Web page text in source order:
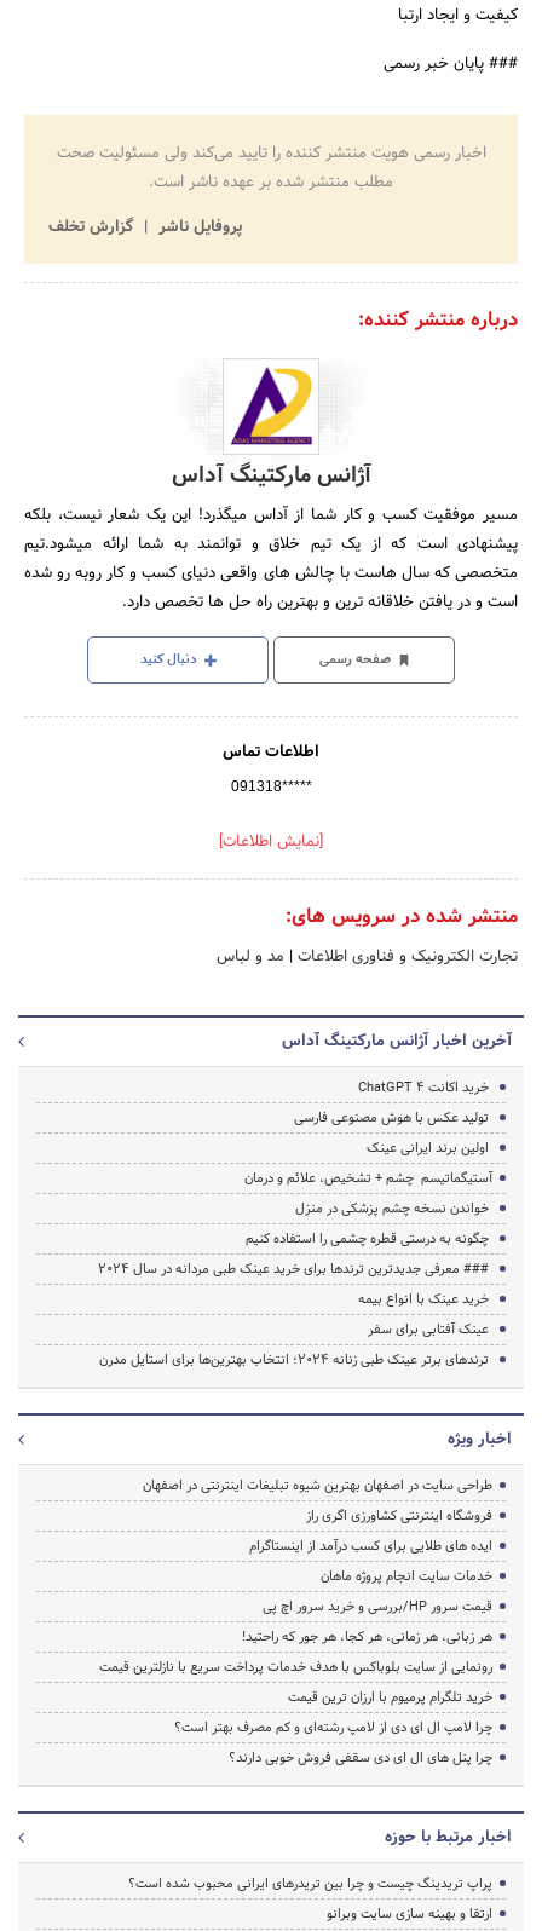
کیفیت و ایجاد ارتبا
### پایان خبر رسمی
اخبار رسمی هویت منتشر کننده را تایید می‌کند ولی مسئولیت صحت
مطلب منتشر شده بر عهده ناشر است.
پروفایل ناشر
گزارش تخلف
درباره منتشر کننده:
آژانس مارکتینگ آداس
مسیر موفقیت کسب و کار شما از آداس میگذرد! این یک شعار نیست، بلکه
پیشنهادی است که از یک تیم خلاق و توانمند به شما ارائه میشود.تیم
متخصصی که سال هاست با چالش های واقعی دنیای کسب و کار روبه رو شده
است و در یافتن خلاقانه ترین و بهترین راه حل ها تخصص دارد.
صفحه رسمی دنبال کنید
اطلاعات تماس
091318*****
[نمایش اطلاعات]
منتشر شده در سرویس های:
تجارت الکترونیک و فناوری اطلاعات | مد و لباس
آخرین اخبار آژانس مارکتینگ آداس
خرید اکانت ChatGPT 4
تولید عکس با هوش مصنوعی فارسی
اولین برند ایرانی عینک
آستیگماتیسم چشم + تشخیص، علائم و درمان
خواندن نسخه چشم پزشکی در منزل
چگونه به درستی قطره چشمی را استفاده کنیم
### معرفی جدیدترین ترندها برای خرید عینک طبی مردانه در سال 2024
خرید عینک با انواع بیمه
عینک آفتابی برای سفر
ترندهای برتر عینک طبی زنانه 2024؛ انتخاب بهترین‌ها برای استایل مدرن
اخبار ویژه
طراحی سایت در اصفهان بهترین شیوه تبلیغات اینترنتی در اصفهان
فروشگاه اینترنتی کشاورزی اگری راز
ایده های طلایی برای کسب درآمد از اینستاگرام
خدمات سایت انجام پروژه ماهان
قیمت سرور HP/بررسی و خرید سرور اچ پی
هر زبانی، هر زمانی، هر کجا، هر جور که راحتید!
رونمایی از سایت بلوباکس با هدف خدمات پرداخت سریع با نازلترین قیمت
خرید تلگرام پرمیوم با ارزان ترین قیمت
چرا لامپ ال ای دی از لامپ رشته‌ای و کم مصرف بهتر است؟
چرا پنل های ال ای دی سقفی فروش خوبی دارند؟
اخبار مرتبط با حوزه
پراپ تریدینگ چیست و چرا بین تریدرهای ایرانی محبوب شده است؟
ارتقا و بهینه سازی سایت وبرانو